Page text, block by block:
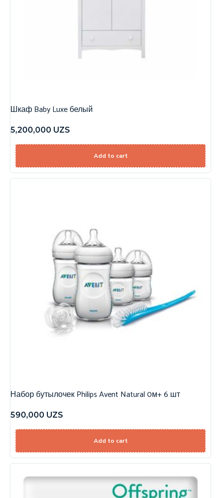
Шкаф Baby Luxe белый
5,200,000 UZS
Add to cart
Набор бутылочек Philips Avent Natural 0м+ 6 шт
590,000 UZS
Add to cart